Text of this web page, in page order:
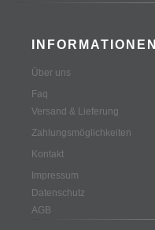
INFORMATIONEN
Über uns
Faq
Versand & Lieferung
Zahlungsmöglichkeiten
Kontakt
Impressum
Datenschutz
AGB